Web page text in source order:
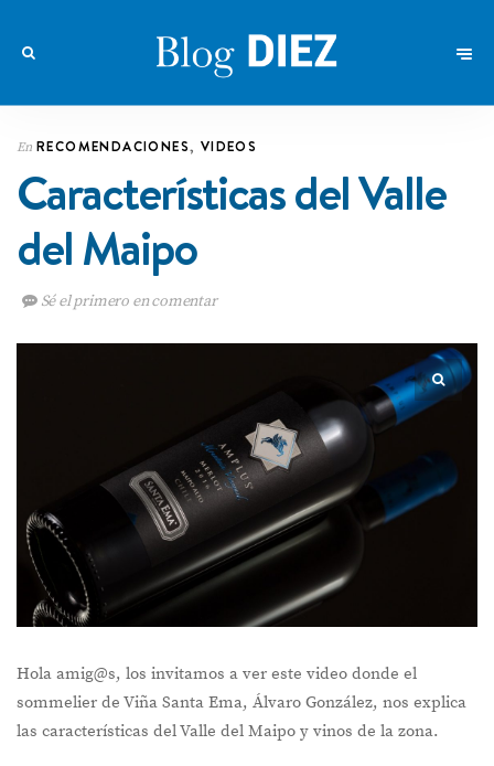
En RECOMENDACIONES, VIDEOS
Características del Valle
del Maipo
Sé el primero en comentar
Hola amig@s, los invitamos a ver este video donde el
sommelier de Viña Santa Ema, Álvaro González, nos explica
las características del Valle del Maipo y vinos de la zona.